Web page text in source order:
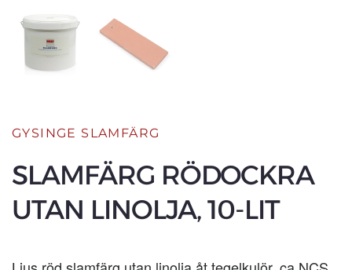
GYSINGE SLAMFÄRG
SLAMFÄRG RÖDOCKRA
UTAN LINOLJA, 10-LIT